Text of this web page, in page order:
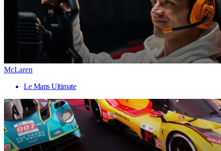
McLaren
Le Mans Ultimate